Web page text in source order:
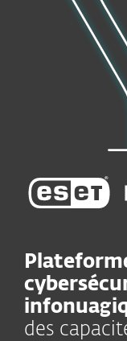
des